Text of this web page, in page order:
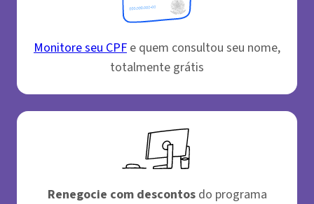
Monitore seu CPF e quem consultou seu nome,
totalmente grátis
Renegocie com descontosdo programa